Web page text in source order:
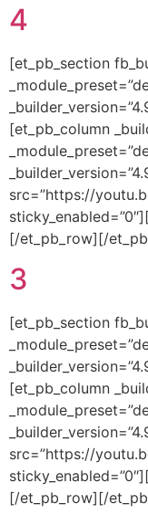
4
[et_pb_section
[et_pb_column
src=”https://
[/et_pb_row][/
3
[et_pb_section
[et_pb_column
src=”https://
[/et_pb_row][/